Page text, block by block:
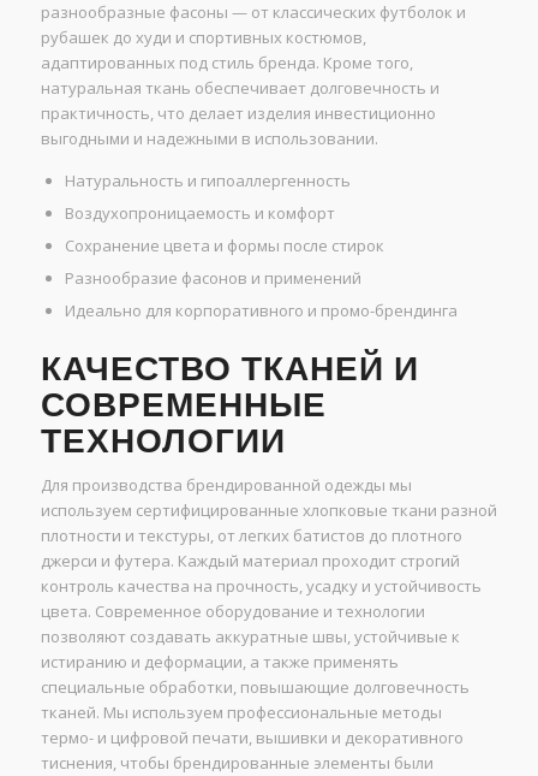
разнообразные фасоны — от классических футболок и
рубашек до худи и спортивных костюмов,
адаптированных под стиль бренда. Кроме того,
натуральная ткань обеспечивает долговечность и
практичность, что делает изделия инвестиционно
выгодными и надежными в использовании.
Натуральность и гипоаллергенность
Воздухопроницаемость и комфорт
Сохранение цвета и формы после стирок
Разнообразие фасонов и применений
Идеально для корпоративного и промо-брендинга
КАЧЕСТВО ТКАНЕЙ И
СОВРЕМЕННЫЕ
ТЕХНОЛОГИИ
Для производства брендированной одежды мы
используем сертифицированные хлопковые ткани разной
плотности и текстуры, от легких батистов до плотного
джерси и футера. Каждый материал проходит строгий
контроль качества на прочность, усадку и устойчивость
цвета. Современное оборудование и технологии
позволяют создавать аккуратные швы, устойчивые к
истиранию и деформации, а также применять
специальные обработки, повышающие долговечность
тканей. Мы используем профессиональные методы
термо- и цифровой печати, вышивки и декоративного
тиснения, чтобы брендированные элементы были